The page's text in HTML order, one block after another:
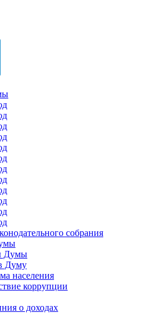
собрания
Думы
Думу
населения
коррупции
о доходах